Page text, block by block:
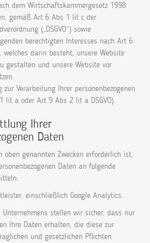
dem Wirtschaftskammergesetz 1998
gemäß Art 6 Abs 1 lit c der
(„DSGVO“) sowie
berechtigten Interesses nach Art 6
welches darin besteht, unsere Website
gestalten und unsere Website vor
Verarbeitung Ihrer personenbezogenen
lit a oder Art 9 Abs 2 lit a DSGVO).
Ihrer
Daten
oben genannten Zwecken erforderlich ist,
Daten an folgende
einschließlich Google Analytics.
Unternehmens stellen wir sicher, dass nur
Ihre Daten erhalten, die diese zur
und gesetzlichen Pflichten